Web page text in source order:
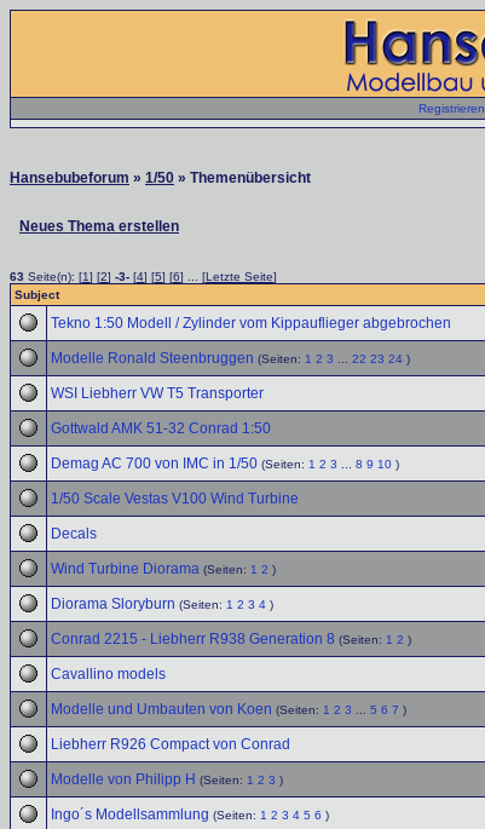
Registrieren
Hansebubeforum » 1/50 » Themenübersicht
Neues Thema erstellen
63 Seite(n): [1] [2] -3- [4] [5] [6] ... [Letzte Seite]
Subject
Tekno 1:50 Modell / Zylinder vom Kippauflieger abgebrochen
Modelle Ronald Steenbruggen (Seiten: 1 2 3 22 23 24 )
WSI Liebherr VW T5 Transporter
Gottwald AMK 51-32 Conrad 1:50
Demag AC 700 von IMC in 1/50 (Seiten: 1 2 3 8 9 10 )
1/50 Scale Vestas V100 Wind Turbine
Decals
Wind Turbine Diorama (Seiten: 1 2 )
Diorama Sloryburn (Seiten: 1 2 3 4 )
Conrad 2215 - Liebherr R938 Generation 8 (Seiten: 1 2 )
Cavallino models
Modelle und Umbauten von Koen (Seiten: 1 2 3 5 6 7 )
Liebherr R926 Compact von Conrad
Modelle von Philipp H (Seiten: 1 2 3 )
Ingo´s Modellsammlung (Seiten: 1 2 3 4 5 6 )